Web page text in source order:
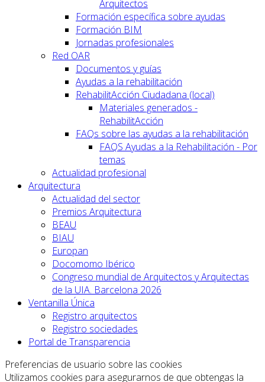
Arquitectos
Formación específica sobre ayudas
Formación BIM
Jornadas profesionales
Red OAR
Documentos y guías
Ayudas a la rehabilitación
RehabilitAcción Ciudadana (local)
Materiales generados -
RehabilitAcción
FAQs sobre las ayudas a la rehabilitación
FAQS Ayudas a la Rehabilitación - Por
temas
Actualidad profesional
Arquitectura
Actualidad del sector
Premios Arquitectura
BEAU
BIAU
Europan
Docomomo Ibérico
Congreso mundial de Arquitectos y Arquitectas
de la UIA. Barcelona 2026
Ventanilla Única
Registro arquitectos
Registro sociedades
Portal de Transparencia
Preferencias de usuario sobre las cookies
Utilizamos cookies para asegurarnos de que obtengas la